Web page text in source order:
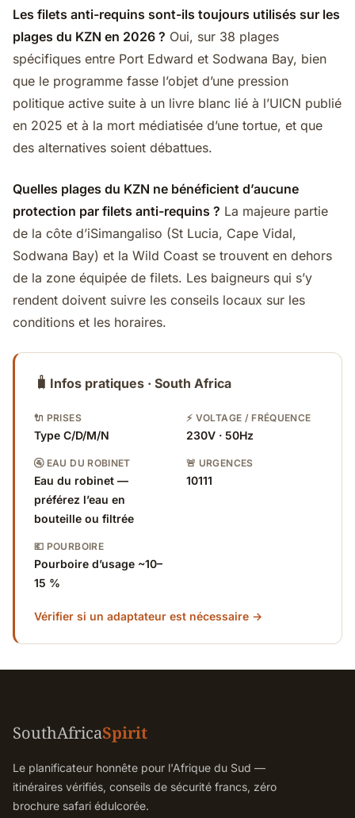
Les filets anti-requins sont-ils toujours utilisés sur les
plages du KZN en 2026 ? Oui, sur 38 plages
spécifiques entre Port Edward et Sodwana Bay, bien
que le programme fasse l’objet d’une pression
politique active suite à un livre blanc lié à l’UICN publié
en 2025 et à la mort médiatisée d’une tortue, et que
des alternatives soient débattues.
Quelles plages du KZN ne bénéficient d’aucune
protection par filets anti-requins ? La majeure partie
de la côte d’iSimangaliso (St Lucia, Cape Vidal,
Sodwana Bay) et la Wild Coast se trouvent en dehors
de la zone équipée de filets. Les baigneurs qui s’y
rendent doivent suivre les conseils locaux sur les
conditions et les horaires.
🧳 Infos pratiques · South Africa
🔌 PRISES
Type C/D/M/N
⚡ VOLTAGE / FRÉQUENCE
230V · 50Hz
🚰 EAU DU ROBINET
Eau du robinet —
préférez l’eau en
bouteille ou filtrée
🚨 URGENCES
10111
💶 POURBOIRE
Pourboire d’usage ~10–
15 %
Vérifier si un adaptateur est nécessaire →
SouthAfricaSpirit
Le planificateur honnête pour l'Afrique du Sud —
itinéraires vérifiés, conseils de sécurité francs, zéro
brochure safari édulcorée.